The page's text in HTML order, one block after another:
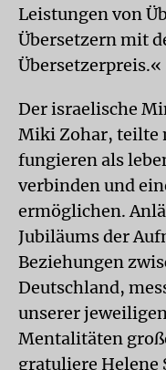
Leistungen von
Übersetzern mit
Übersetzerpreis.«
Der israelische
Miki Zohar, teilte
fungieren als
verbinden und
ermöglichen.
Jubiläums der
Beziehungen
Deutschland,
unserer
Mentalitäten
gratuliere Helene